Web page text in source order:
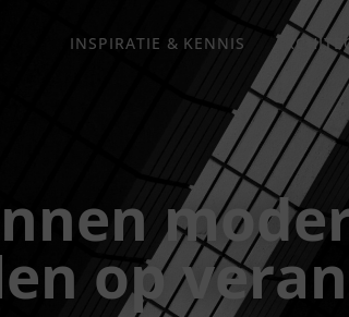
INSPIRATIE & KENNIS
op